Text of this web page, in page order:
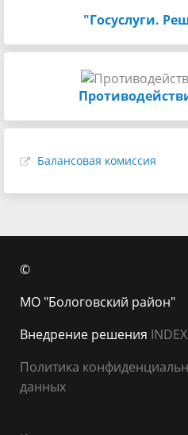
"Госуслуги.
Балансовая комиссия
©
МО "Бологовский район"
Внедрение решения INDEX
Политика
данных